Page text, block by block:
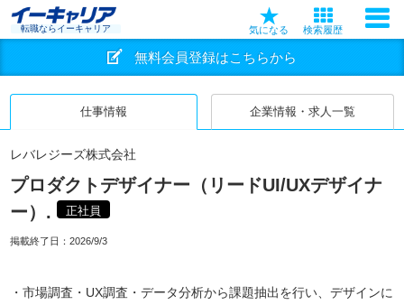
転職ならイーキャリア 気になる 検索履歴
無料会員登録はこちらから
仕事情報 企業情報・求人一覧
レバレジーズ株式会社
プロダクトデザイナー（リードUI/UXデザイナ
ー）.
正社員
掲載終了日： 2026/9/3
・市場調査・UX調査・データ分析から課題抽出を行い、デザインに